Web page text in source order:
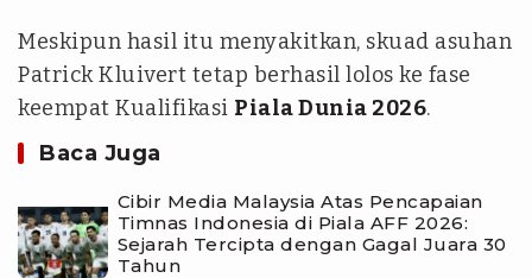
Meskipun hasil itu menyakitkan, skuad asuhan
Patrick Kluivert tetap berhasil lolos ke fase
keempat Kualifikasi Piala Dunia 2026.
Baca Juga
Cibir Media Malaysia Atas Pencapaian
Timnas Indonesia di Piala AFF 2026:
Sejarah Tercipta dengan Gagal Juara 30
Tahun